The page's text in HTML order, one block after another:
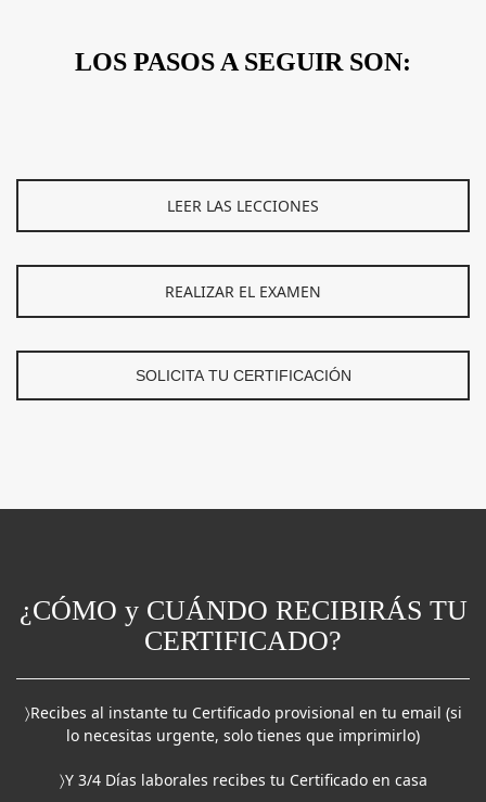
LOS PASOS A SEGUIR SON:
LEER LAS LECCIONES
REALIZAR EL EXAMEN
SOLICITA TU CERTIFICACIÓN
¿CÓMO y CUÁNDO RECIBIRÁS TU
CERTIFICADO?
〉Recibes al instante tu Certificado provisional en tu email (si
lo necesitas urgente, solo tienes que imprimirlo)
〉Y 3/4 Días laborales recibes tu Certificado en casa